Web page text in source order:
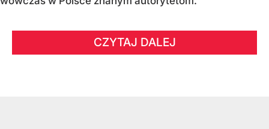
CZYTAJ DALEJ